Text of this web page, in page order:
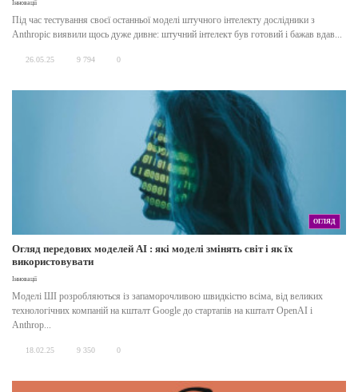
Інновації
Під час тестування своєї останньої моделі штучного інтелекту дослідники з
Anthropic виявили щось дуже дивне: штучний інтелект був готовий і бажав вдав...
26.05.25 9 794 0
ОГЛЯД
Огляд передових моделей AI : які моделі змінять світ і як їх
використовувати
Інновації
Моделі ШІ розробляються із запаморочливою швидкістю всіма, від великих
технологічних компаній на кшталт Google до стартапів на кшталт OpenAI і
Anthrop...
18.02.25 9 350 0